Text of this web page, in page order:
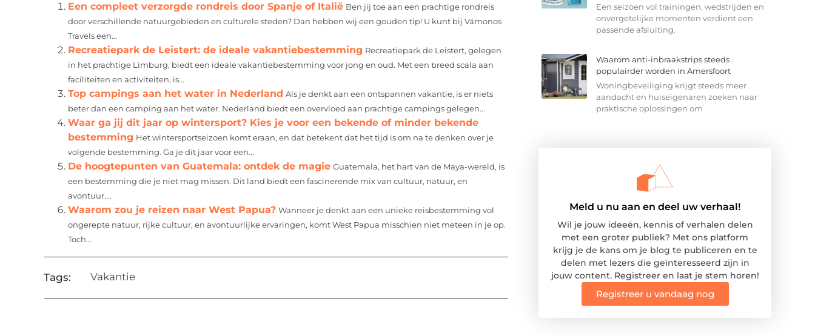
Een compleet verzorgde rondreis door Spanje of Italië Ben jij toe aan een prachtige rondreis
door verschillende natuurgebieden en culturele steden? Dan hebben wij een gouden tip! U kunt bij Vámonos
Travels een...
Recreatiepark de Leistert: de ideale vakantiebestemming Recreatiepark de Leistert, gelegen
in het prachtige Limburg, biedt een ideale vakantiebestemming voor jong en oud. Met een breed scala aan
faciliteiten en activiteiten, is...
Top campings aan het water in Nederland Als je denkt aan een ontspannen vakantie, is er niets
beter dan een camping aan het water. Nederland biedt een overvloed aan prachtige campings gelegen...
Waar ga jij dit jaar op wintersport? Kies je voor een bekende of minder bekende
bestemming Het wintersportseizoen komt eraan, en dat betekent dat het tijd is om na te denken over je
volgende bestemming. Ga je dit jaar voor een...
De hoogtepunten van Guatemala: ontdek de magie Guatemala, het hart van de Maya-wereld, is
een bestemming die je niet mag missen. Dit land biedt een fascinerende mix van cultuur, natuur, en
avontuur....
Waarom zou je reizen naar West Papua? Wanneer je denkt aan een unieke reisbestemming vol
ongerepte natuur, rijke cultuur, en avontuurlijke ervaringen, komt West Papua misschien niet meteen in je op.
Toch...
Tags: Vakantie
Een seizoen vol trainingen, wedstrijden en
onvergetelijke momenten verdient een
passende afsluiting.
Waarom anti-inbraakstrips steeds
populairder worden in Amersfoort
Woningbeveiliging krijgt steeds meer
aandacht en huiseigenaren zoeken naar
praktische oplossingen om
Meld u nu aan en deel uw verhaal!
Wil je jouw ideeën, kennis of verhalen delen
met een groter publiek? Met ons platform
krijg je de kans om je blog te publiceren en te
delen met lezers die geïnteresseerd zijn in
jouw content. Registreer en laat je stem horen!
Registreer u vandaag nog